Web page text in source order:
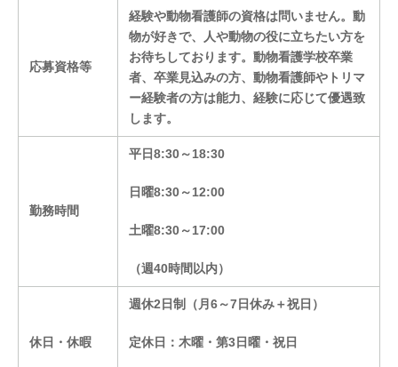
応募資格等
経験や動物看護師の資格は問いません。動
物が好きで、人や動物の役に立ちたい方を
お待ちしております。動物看護学校卒業
者、卒業見込みの方、動物看護師やトリマ
ー経験者の方は能力、経験に応じて優遇致
します。
勤務時間
平日8:30～18:30
日曜8:30～12:00
土曜8:30～17:00
（週40時間以内）
休日・休暇
週休2日制（月6～7日休み＋祝日）
定休日：木曜・第3日曜・祝日